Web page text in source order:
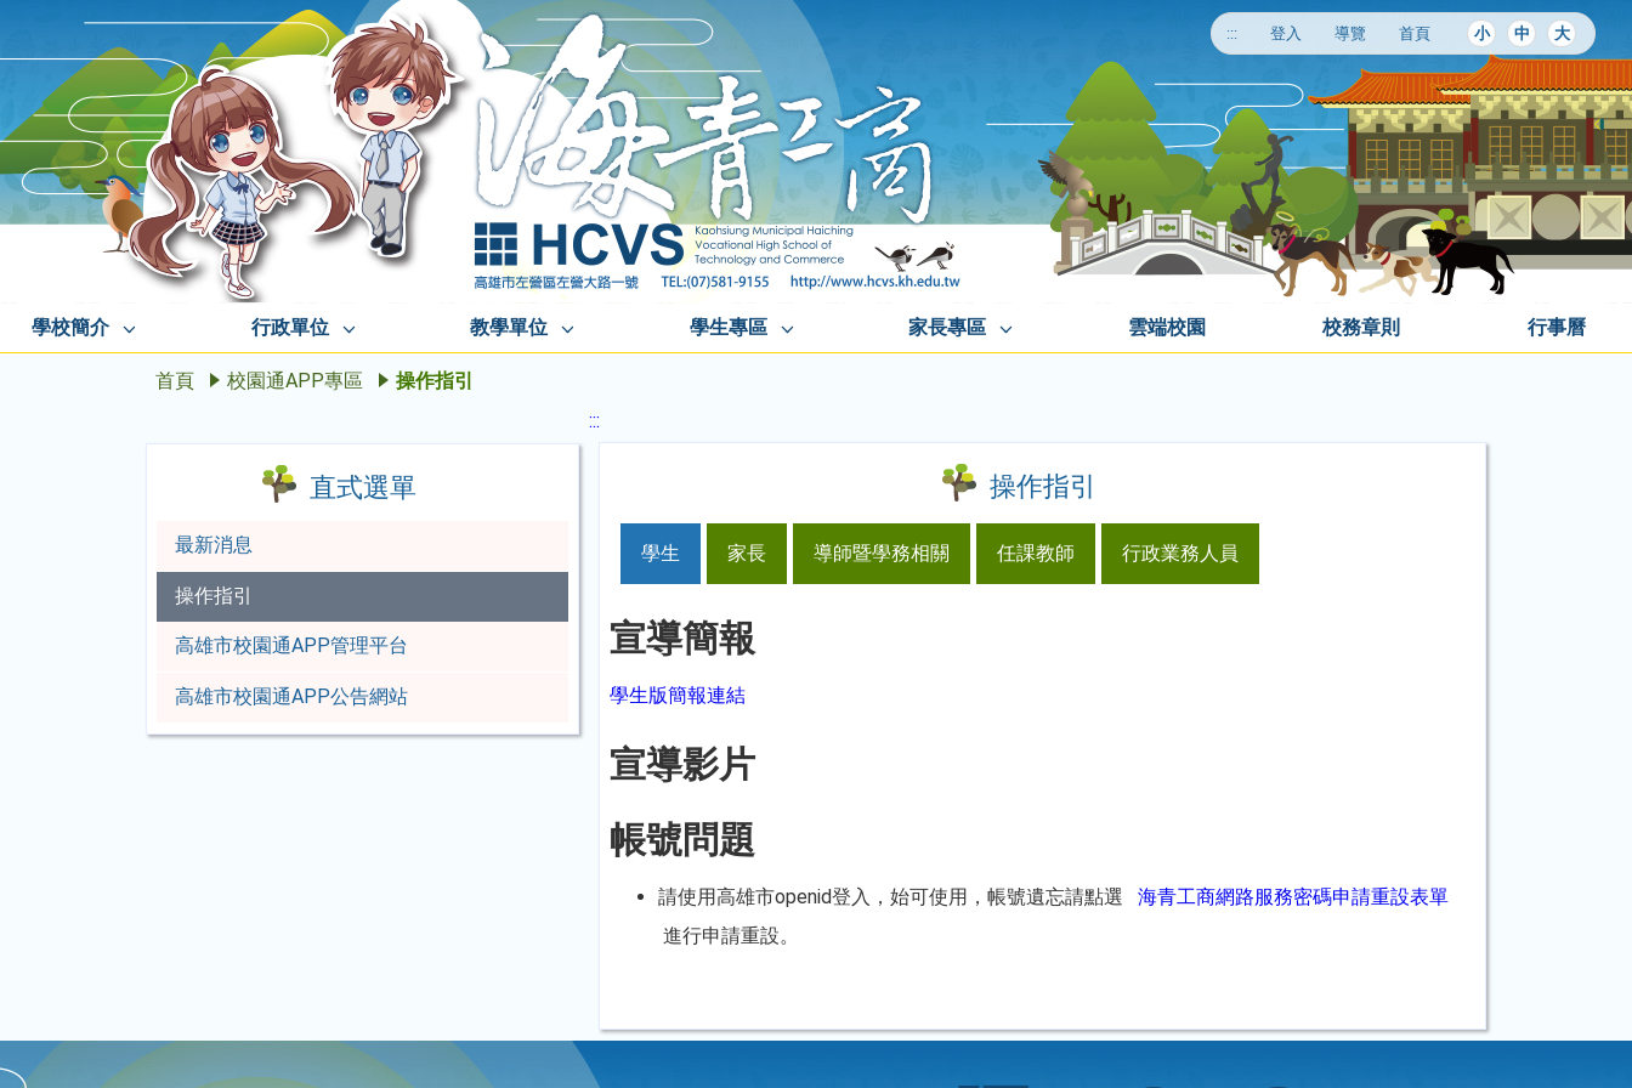
::: 登入 導覽 首頁 小 中 大
學校簡介 行政單位 教學單位 學生專區 家長專區 雲端校園 校務章則 行事曆
首頁 校園通APP專區 操作指引
直式選單
最新消息
操作指引
高雄市校園通APP管理平台
高雄市校園通APP公告網站
:::
操作指引
學生 家長 導師暨學務相關 任課教師 行政業務人員
宣導簡報
學生版簡報連結
宣導影片
帳號問題
請使用高雄市openid登入，始可使用，帳號遺忘請點選
海青工商網路服務密碼申請重設表單
進行申請重設。